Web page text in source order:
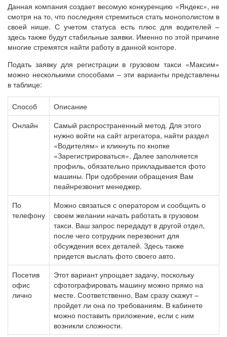
Данная компания создает весомую конкуренцию «Яндекс», не
смотря на то, что последняя стремиться стать монополистом в
своей нише. С учетом статуса есть плюс для водителей –
здесь также будут стабильные заявки. Именно по этой причине
многие стремятся найти работу в данной конторе.
Подать заявку для регистрации в грузовом такси «Максим»
можно несколькими способами – эти варианты представлены
в таблице:
Способ
Описание
Онлайн
Самый распространенный метод. Для этого
нужно войти на сайт агрегатора, найти раздел
«Водителям» и кликнуть по кнопке
«Зарегистрироваться». Далее заполняется
профиль, обязательно прикладывается фото
машины. При одобрении обращения Вам
пеайнрезвонит менеджер.
По
телефону
Можно связаться с оператором и сообщить о
своем желании начать работать в грузовом
такси. Ваш запрос передадут в другой отдел,
после чего сотрудник перезвонит для
обсуждения всех деталей. Здесь также
придется выслать фото своего авто.
Посетив
офис
лично
Этот вариант упрощает задачу, поскольку
сфотографировать машину можно прямо на
месте. Соответственно, Вам сразу скажут –
пройдет ли она по требованиям. В кабинете
можно поставить приложение, если с ним
возникли сложности.